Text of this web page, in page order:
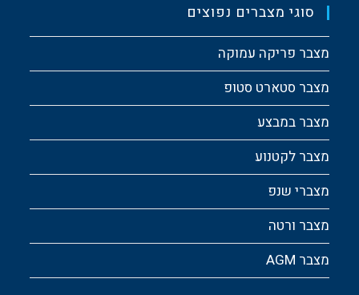
סוגי מצברים נפוצים
מצבר פריקה עמוקה
מצבר סטארט סטופ
מצבר במבצע
מצבר לקטנוע
מצברי שנפ
מצבר ורטה
מצבר AGM